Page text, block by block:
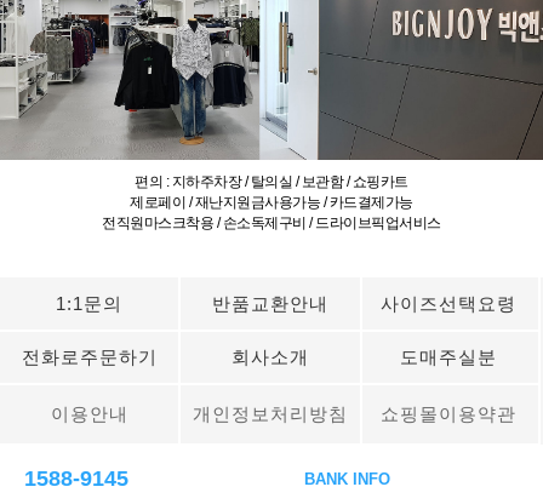
편의 : 지하주차장 / 탈의실 / 보관함 / 쇼핑카트
제로페이 / 재난지원금사용가능 / 카드결제가능
전직원마스크착용 / 손소독제구비 / 드라이브픽업서비스
1:1문의 반품교환안내 사이즈선택요령
전화로주문하기 회사소개 도매주실분
이용안내 개인정보처리방침 쇼핑몰이용약관
1588-9145 BANK INFO